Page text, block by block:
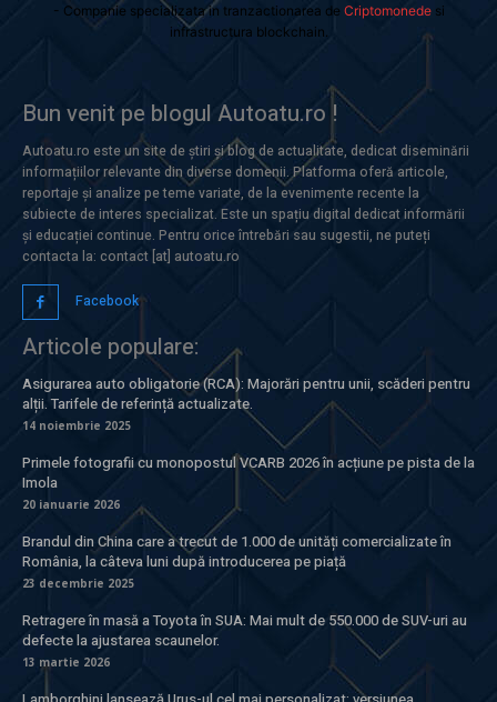
- Companie specializata in tranzactionarea de Criptomonedesi
infrastructura blockchain.
Bun venit pe blogul Autoatu.ro !
Autoatu.ro este un site de știri și blog de actualitate, dedicat diseminării
informațiilor relevante din diverse domenii. Platforma oferă articole,
reportaje și analize pe teme variate, de la evenimente recente la
subiecte de interes specializat. Este un spațiu digital dedicat informării
și educației continue. Pentru orice întrebări sau sugestii, ne puteți
contacta la: contact [at] autoatu.ro
Facebook
Articole populare:
Asigurarea auto obligatorie (RCA): Majorări pentru unii, scăderi pentru
alții. Tarifele de referință actualizate.
14 noiembrie 2025
Primele fotografii cu monopostul VCARB 2026 în acțiune pe pista de la
Imola
20 ianuarie 2026
Brandul din China care a trecut de 1.000 de unități comercializate în
România, la câteva luni după introducerea pe piață
23 decembrie 2025
Retragere în masă a Toyota în SUA: Mai mult de 550.000 de SUV-uri au
defecte la ajustarea scaunelor.
13 martie 2026